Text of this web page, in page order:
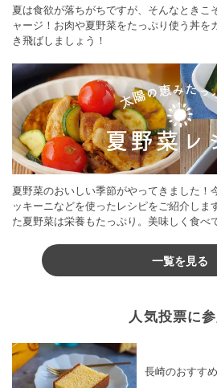
夏は食欲が落ちがちですが、そんなときこ
ャージ！お肉や夏野菜をたっぷり使う丼を
き飛ばしましょう！
夏野菜のおいしい季節がやってきました！
ッキーニなどを使ったレシピをご紹介しま
た夏野菜は栄養もたっぷり。美味しく食べ
一覧を見る
人気投票に
長崎のおすす